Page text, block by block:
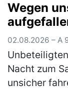
einem auf
Wegen
02.08.2026 – A
Nacht zum
unsicher